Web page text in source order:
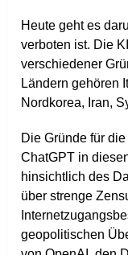
Heute geht es
verboten ist. Die
verschiedener
Ländern gehören
Nordkorea, Iran,
Die Gründe für
ChatGPT in
hinsichtlich des
über strenge
geopolitischen